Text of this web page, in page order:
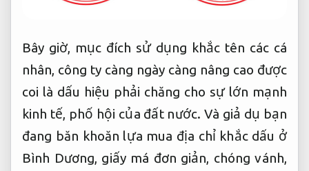
Bây giờ, mục đích sử dụng khắc tên các cá
nhân, công ty càng ngày càng nâng cao được
coi là dấu hiệu phải chăng cho sự lớn mạnh
kinh tế, phố hội của đất nước. Và giả dụ bạn
đang băn khoăn lựa mua địa chỉ khắc dấu ở
Bình Dương, giấy má đơn giản, chóng vánh,